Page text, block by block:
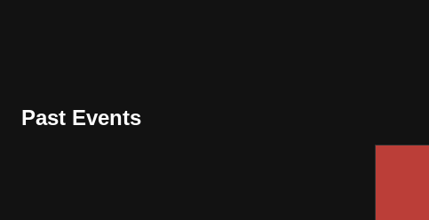
Past Events